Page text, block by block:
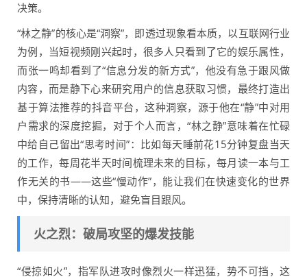
决策。
“林之静”的核心是“洞察”，即透过现象看本质，以互联网行业
为例，当短视频刚兴起时，很多人只看到了它的娱乐属性，
而张一鸣却看到了“信息分发的新方式”，他没有急于跟风做
内容，而是静下心来研究用户的信息获取习惯，最终打造出
基于算法推荐的抖音平台，这种洞察，源于他在“静”中对用
户需求的深度挖掘，对于个人而言，“林之静”意味着在忙碌
中给自己留出“思考时间”：比如每天睡前花15分钟复盘当天
的工作，每周花半天时间梳理未来的目标，每月读一本与工
作无关的书——这些“慢动作”，能让我们在快速变化的世界
中，保持清晰的认知，避免盲目跟风。
火之烈：破局攻坚的爆发技能
“侵掠如火”，指军队进攻时像烈火一样迅猛，势不可挡，这